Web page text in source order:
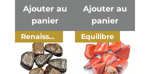
Ajouter au
panier
Ajouter au
panier
Renaissance Equilibre